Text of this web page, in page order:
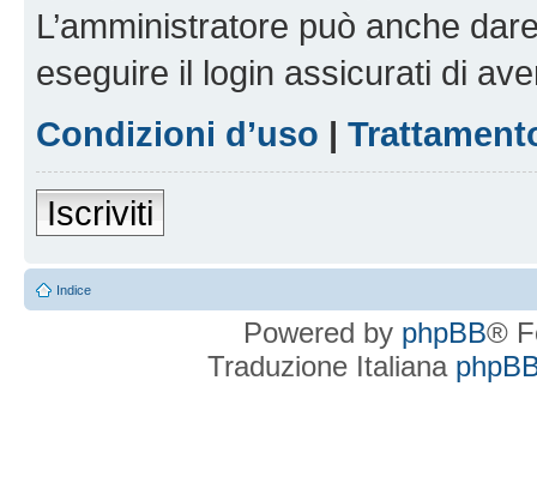
L’amministratore può anche
eseguire il login assicurati di
Condizioni d’uso |
Iscriviti
Indice
Powered by phpBB®
Traduzione Italiana